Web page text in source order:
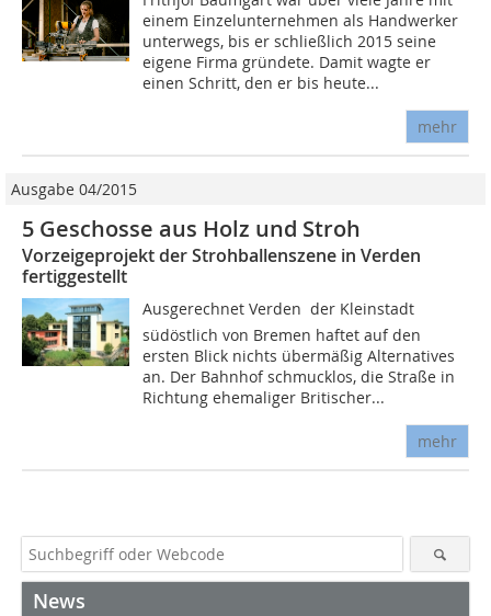
einem Einzelunternehmen als Handwerker
unterwegs, bis er schließlich 2015 seine
eigene Firma gründete. Damit wagte er
einen Schritt, den er bis heute...
mehr
Ausgabe 04/2015
5 Geschosse aus Holz und Stroh
Vorzeigeprojekt der Strohballenszene in Verden
fertiggestellt
Ausgerechnet Verden  der Kleinstadt
südöstlich von Bremen haftet auf den
ersten Blick nichts übermäßig Alternatives
an. Der Bahnhof schmucklos, die Straße in
Richtung ehemaliger Britischer...
mehr
News